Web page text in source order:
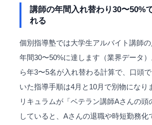
講師の年間入れ替わり30〜50%
れる
個別指導塾では大学生アルバイト講師
年間30〜50%に達します（業界データ
ら年3〜5名が入れ替わる計算で、口頭
いた指導手順は4月と10月で別物になり
リキュラムが「ベテラン講師Aさんの頭
していると、Aさんの退職や時短勤務化